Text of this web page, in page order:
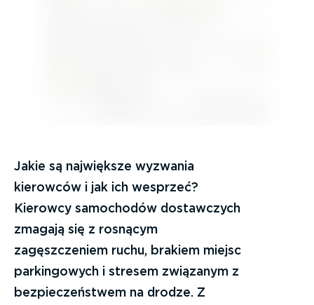
Jakie są największe wyzwania
kierowców i jak ich wesprzeć?
Kierowcy samochodów dostawczych
zmagają się z rosnącym
zagęszczeniem ruchu, brakiem miejsc
parkingowych i stresem związanym z
bezpieczeństwem na drodze. Z